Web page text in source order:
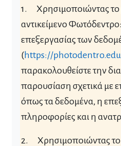
1. Χρησιμοποιώντας
αντικείμενο
επεξεργασίας των
(https://
παρακολουθείστε την
παρουσίαση σχετικά με
όπως τα δεδομένα, η
πληροφορίες και η
2. Χρησιμοποιώντας